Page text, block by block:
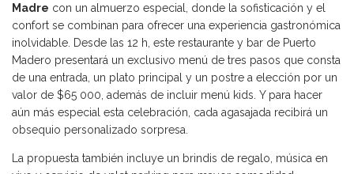
Madre con un almuerzo especial, donde la sofisticación y el
confort se combinan para ofrecer una experiencia gastronómica
inolvidable. Desde las 12 h, este restaurante y bar de Puerto
Madero presentará un exclusivo menú de tres pasos que consta
de una entrada, un plato principal y un postre a elección por un
valor de $65 000, además de incluir menú kids. Y para hacer
aún más especial esta celebración, cada agasajada recibirá un
obsequio personalizado sorpresa.
La propuesta también incluye un brindis de regalo, música en